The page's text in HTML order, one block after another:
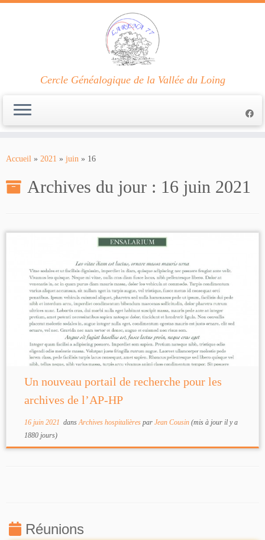
Cercle Généalogique de la Vallée du Loing
Accueil » 2021 » juin » 16
Archives du jour : 16 juin 2021
Un nouveau portail de recherche pour les
archives de l’AP-HP
16 juin 2021 dansArchives hospitalières par Jean Cousin(mis à jour il y a
1880 jours)
Réunions